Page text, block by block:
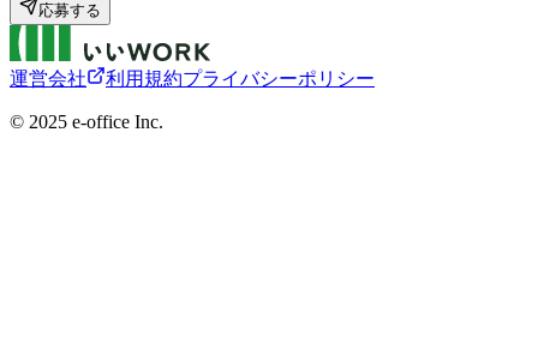
応募する
運営会社 利用規約プライバシーポリシー
©︎ 2025 e-office Inc.